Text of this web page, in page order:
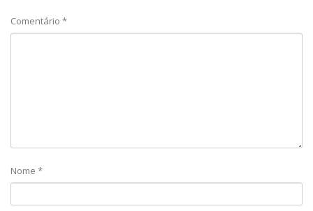
Comentário *
Nome *